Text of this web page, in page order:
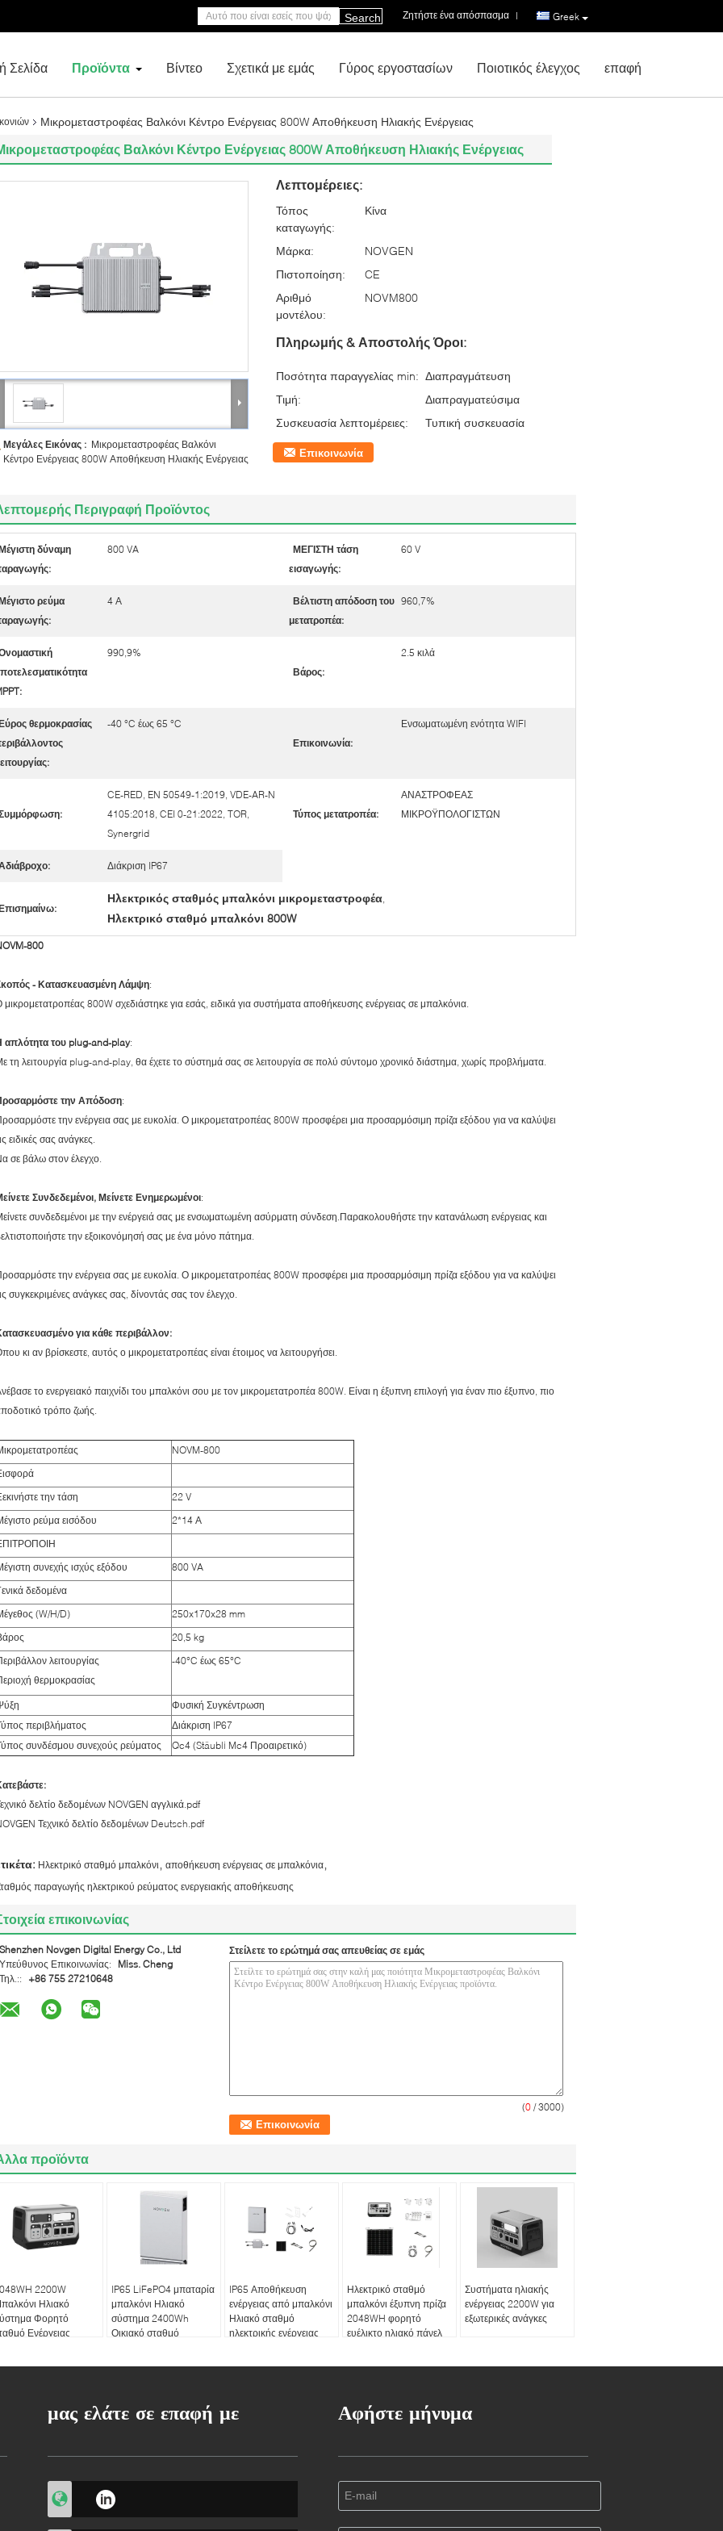
Greek
Ζητήστε ένα απόσπασμα |
Search
Σελίδα Προϊόντα Βίντεο Σχετικά με εμάς Γύρος εργοστασίων Ποιοτικός έλεγχος επαφή
Μικρομεταστροφέας Βαλκόνι Κέντρο Ενέργειας 800W Αποθήκευση Ηλιακής Ενέργειας
Βαλκόνι Κέντρο Ενέργειας 800W Αποθήκευση Ηλιακής Ενέργειας
Μεγάλες Εικόνας : Μικρομεταστροφέας Βαλκόνι
Κέντρο Ενέργειας 800W Αποθήκευση Ηλιακής Ενέργειας
Λεπτομέρειες:
Τόπος
καταγωγής:
Κίνα
Μάρκα:
NOVGEN
Πιστοποίηση:
CE
Αριθμό
μοντέλου:
NOVM800
Πληρωμής & Αποστολής Όροι:
Ποσότητα παραγγελίας min: Διαπραγμάτευση
Τιμή:
Διαπραγματεύσιμα
Συσκευασία λεπτομέρειες:
Τυπική συσκευασία
Επικοινωνία
Περιγραφή Προϊόντος
δύναμη
800 VA
ΜΕΓΙΣΤΗ τάση
εισαγωγής:
60 V
ρεύμα
4 Α
Βέλτιστη απόδοση του
μετατροπέα:
960,7%
990,9%
Βάρος:
2.5 κιλά
θερμοκρασίας
-40 °C έως 65 °C
Επικοινωνία:
Ενσωματωμένη ενότητα WIFI
CE-RED, EN 50549-1:2019, VDE-AR-N
4105:2018, CEI 0-21:2022, TOR,
Synergrid
Τύπος μετατροπέα:
ΑΝΑΣΤΡΟΦΕΑΣ
ΜΙΚΡΟΫΠΟΛΟΓΙΣΤΩΝ
Διάκριση IP67
Ηλεκτρικός σταθμός μπαλκόνι μικρομεταστροφέα,
Ηλεκτρικό σταθμό μπαλκόνι 800W
800
- Κατασκευασμένη Λάμψη:
μικρομετατροπέας 800W σχεδιάστηκε για εσάς, ειδικά για συστήματα αποθήκευσης ενέργειας σε μπαλκόνια.
απλότητα του plug-and-play:
τη λειτουργία plug-and-play, θα έχετε το σύστημά σας σε λειτουργία σε πολύ σύντομο χρονικό διάστημα, χωρίς προβλήματα.
την Απόδοση:
την ενέργεια σας με ευκολία. Ο μικρομετατροπέας 800W προσφέρει μια προσαρμόσιμη πρίζα εξόδου για να καλύψει
ειδικές σας ανάγκες.
σε βάλω στον έλεγχο.
Συνδεδεμένοι, Μείνετε Ενημερωμένοι:
συνδεδεμένοι με την ενέργειά σας με ενσωματωμένη ασύρματη σύνδεση.Παρακολουθήστε την κατανάλωση ενέργειας και
την εξοικονόμησή σας με ένα μόνο πάτημα.
την ενέργεια σας με ευκολία. Ο μικρομετατροπέας 800W προσφέρει μια προσαρμόσιμη πρίζα εξόδου για να καλύψει
συγκεκριμένες ανάγκες σας, δίνοντάς σας τον έλεγχο.
για κάθε περιβάλλον:
κι αν βρίσκεστε, αυτός ο μικρομετατροπέας είναι έτοιμος να λειτουργήσει.
το ενεργειακό παιχνίδι του μπαλκόνι σου με τον μικρομετατροπέα 800W. Είναι η έξυπνη επιλογή για έναν πιο έξυπνο, πιο
τρόπο ζωής.
NOVM-800
την τάση
22 V
ρεύμα εισόδου
2*14 Α
συνεχής ισχύς εξόδου
800 VA
δεδομένα
(W/H/D)
250x170x28 mm
20,5 kg
λειτουργίας
θερμοκρασίας
-40°C έως 65°C
Φυσική Συγκέντρωση
περιβλήματος
Διάκριση IP67
συνδέσμου συνεχούς ρεύματος
Qc4 (Stäubli Mc4 Προαιρετικό)
δελτίο δεδομένων NOVGEN αγγλικά.pdf
Τεχνικό δελτίο δεδομένων Deutsch.pdf
Ηλεκτρικό σταθμό μπαλκόνι αποθήκευση ενέργειας σε μπαλκόνια
παραγωγής ηλεκτρικού ρεύματος ενεργειακής αποθήκευσης
επικοινωνίας
Shenzhen Novgen Digital Energy Co., Ltd
Υπεύθυνος Επικοινωνίας:
Miss. Cheng
Τηλ.::
+86 755 27210648
Στείλετε το ερώτημά σας απευθείας σε εμάς
(0 / 3000)
προϊόντα
2200W
Ηλιακό
Φορητό
Ενέργειας
IP65 LiFePO4 μπαταρία
μπαλκόνι Ηλιακό
σύστημα 2400Wh
Οικιακό σταθμό
IP65 Αποθήκευση
ενέργειας από μπαλκόνι
Ηλιακό σταθμό
ηλεκτρικής ενέργειας
Ηλεκτρικό σταθμό
μπαλκόνι έξυπνη πρίζα
2048WH φορητό
ευέλικτο ηλιακό πάνελ
Συστήματα ηλιακής
ενέργειας 2200W για
εξωτερικές ανάγκες
μας ελάτε σε επαφή με Αφήστε μήνυμα